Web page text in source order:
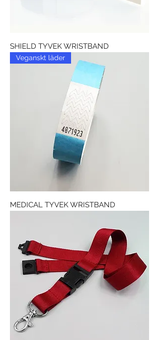
SHIELD TYVEK WRISTBAND
Veganskt läder
MEDICAL TYVEK WRISTBAND